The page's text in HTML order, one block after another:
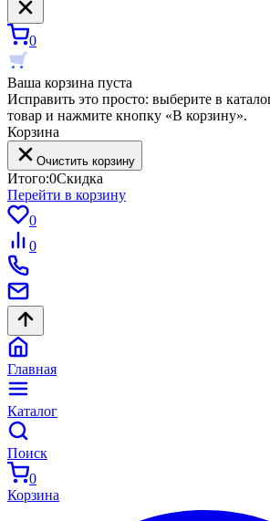
0
Ваша корзина пуста
Исправить это просто: выберите в
товар и нажмите кнопку «В корзину».
Корзина
Очистить корзину
Итого:0Скидка
Перейти в корзину
0
0
Главная
Каталог
Поиск
0
Корзина